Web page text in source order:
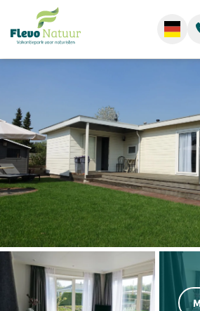
Übernachten
Entdecken Sie
Events
Umgebung
Informationen